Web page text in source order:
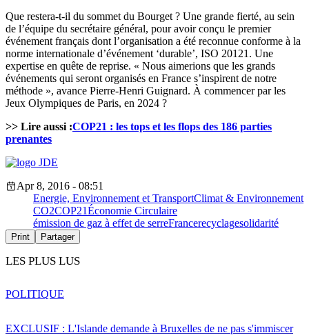
Que restera-t-il du sommet du Bourget ? Une grande fierté, au sein
de l’équipe du secrétaire général, pour avoir conçu le premier
événement français dont l’organisation a été reconnue conforme à la
norme internationale d’événement ‘durable’, ISO 20121. Une
expertise en quête de reprise. « Nous aimerions que les grands
événements qui seront organisés en France s’inspirent de notre
méthode », avance Pierre-Henri Guignard. À commencer par les
Jeux Olympiques de Paris, en 2024 ?
>> Lire aussi :COP21 : les tops et les flops des 186 parties
prenantes
Apr 8, 2016 - 08:51
Energie, Environnement et TransportClimat & Environnement
CO2COP21Économie Circulaire
émission de gaz à effet de serreFrancerecyclagesolidarité
Print Partager
LES PLUS LUS
EXCLUSIF : L'Islande demande à Bruxelles de ne pas s'immiscer
POLITIQUE